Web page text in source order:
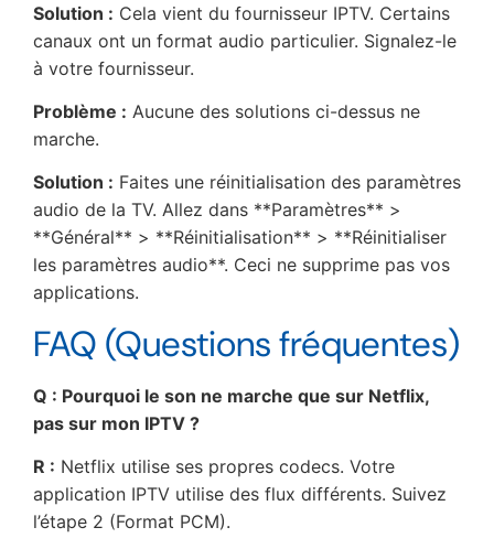
Solution : Cela vient du fournisseur IPTV. Certains
canaux ont un format audio particulier. Signalez-le
à votre fournisseur.
Problème : Aucune des solutions ci-dessus ne
marche.
Solution : Faites une réinitialisation des paramètres
audio de la TV. Allez dans **Paramètres** >
**Général** > **Réinitialisation** > **Réinitialiser
les paramètres audio**. Ceci ne supprime pas vos
applications.
FAQ (Questions fréquentes)
Q : Pourquoi le son ne marche que sur Netflix,
pas sur mon IPTV ?
R : Netflix utilise ses propres codecs. Votre
application IPTV utilise des flux différents. Suivez
l’étape 2 (Format PCM).